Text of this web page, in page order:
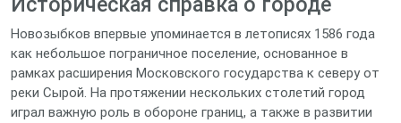
Новозыбков впервые упоминается в летописях 1586 года
как небольшое пограничное поселение, основанное в
рамках расширения Московского государства к северу от
реки Сырой. На протяжении нескольких столетий город
играл важную роль в обороне границ, а также в развитии